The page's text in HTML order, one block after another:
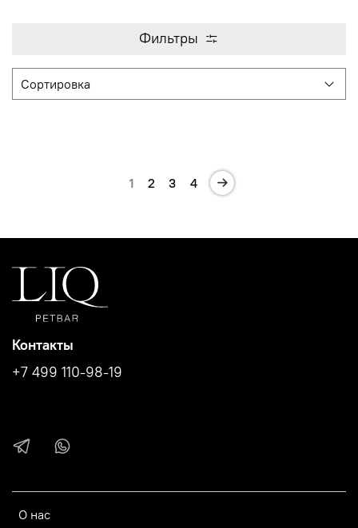
Фильтры
1 2 3 4
О нас
Контакты
+7 499 110-98-19